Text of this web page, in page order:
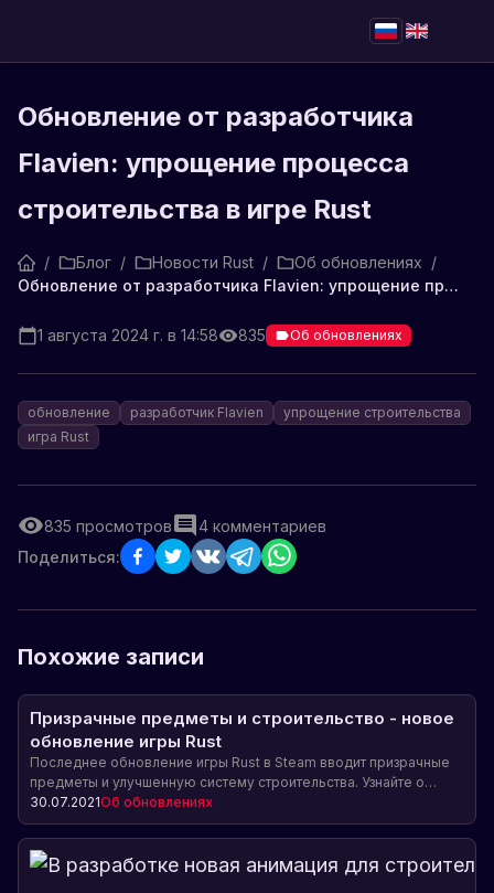
Обновление от разработчика
Flavien: упрощение процесса
строительства в игре Rust
/ Блог / Новости Rust / Об обновлениях /
Обновление от разработчика Flavien: упрощение процесса строительства в игре Rust
1 августа 2024 г. в 14:58 835 Об обновлениях
обновление разработчик Flavien
упрощение строительства
игра Rust
835 просмотров 4 комментариев
Поделиться:
Похожие записи
Призрачные предметы и строительство - новое
обновление игры Rust
Последнее обновление игры Rust в Steam вводит призрачные
предметы и улучшенную систему строительства. Узнайте о
новых возможностях и компромиссах, связанных с этими
изменениями.
30.07.2021Об обновлениях